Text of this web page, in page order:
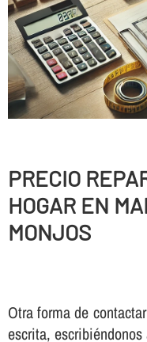
PRECIO
HOGAR EN
MONJOS
Otra forma de
escrita,